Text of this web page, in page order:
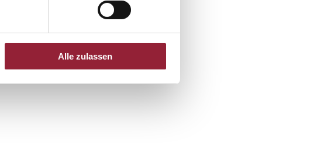
Alle zulassen